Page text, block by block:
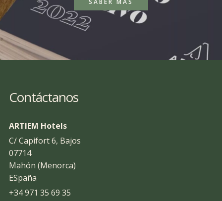
SABER MÁS
Contáctanos
ARTIEM Hotels
C/ Capifort 6, Bajos
07714
Mahón (Menorca)
ESpaña
+34 971 35 69 35